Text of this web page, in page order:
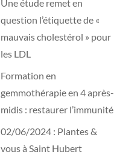
Une étude remet en
question l’étiquette de «
mauvais cholestérol » pour
les LDL
Formation en
gemmothérapie en 4 après-
midis : restaurer l’immunité
02/06/2024 : Plantes &
vous à Saint Hubert